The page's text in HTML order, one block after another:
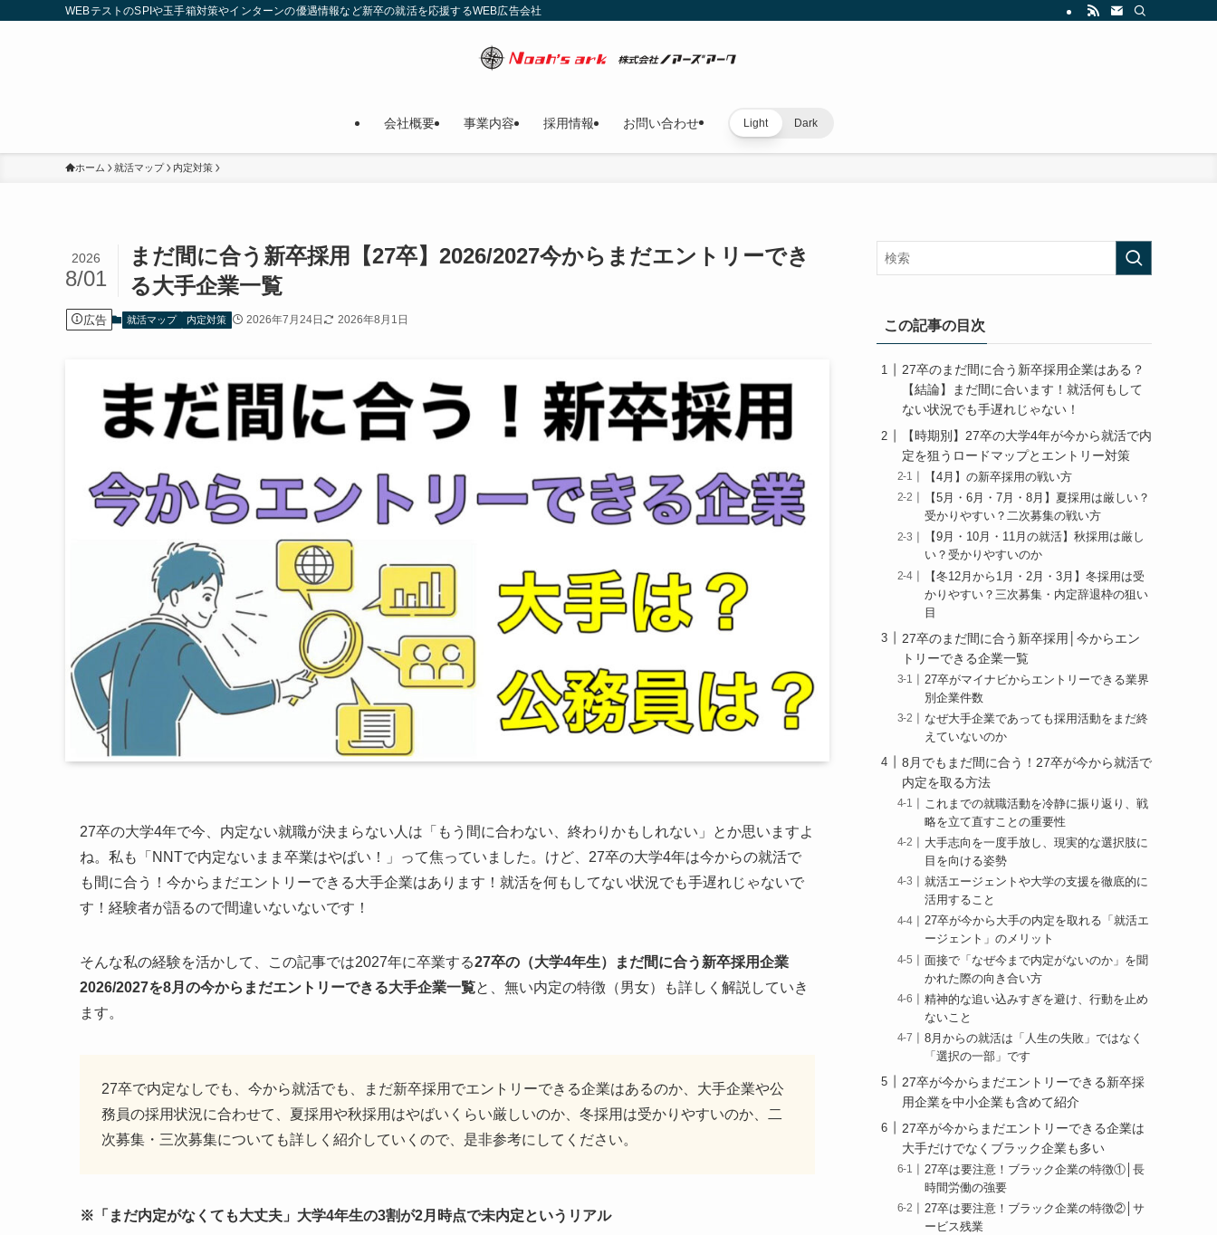
WEBテストのSPIや玉手箱対策やインターンの優遇情報など新卒の就活を応援するWEB広告会社
会社概要 事業内容 採用情報 お問い合わせ Light Dark
ホーム 就活マップ 内定対策
まだ間に合う新卒採用【27卒】2026/2027今からまだエントリーでき
る大手企業一覧
2026
8/01
広告 就活マップ 内定対策 2026年7月24日 2026年8月1日
27卒の大学4年で今、内定ない就職が決まらない人は「もう間に合わない、終わりかもしれない」とか思いますよ
ね。私も「NNTで内定ないまま卒業はやばい！」って焦っていました。けど、27卒の大学4年は今からの就活で
も間に合う！今からまだエントリーできる大手企業はあります！就活を何もしてない状況でも手遅れじゃないで
す！経験者が語るので間違いないないです！
そんな私の経験を活かして、この記事では2027年に卒業する27卒の（大学4年生）まだ間に合う新卒採用企業
2026/2027を8月の今からまだエントリーできる大手企業一覧と、無い内定の特徴（男女）も詳しく解説していき
ます。
27卒で内定なしでも、今から就活でも、まだ新卒採用でエントリーできる企業はあるのか、大手企業や公
務員の採用状況に合わせて、夏採用や秋採用はやばいくらい厳しいのか、冬採用は受かりやすいのか、二
次募集・三次募集についても詳しく紹介していくので、是非参考にしてください。
※「まだ内定がなくても大丈夫」大学4年生の3割が2月時点で未内定というリアル
この記事の目次
27卒のまだ間に合う新卒採用企業はある？
【結論】まだ間に合います！就活何もして
ない状況でも手遅れじゃない！
【時期別】27卒の大学4年が今から就活で内
定を狙うロードマップとエントリー対策
【4月】の新卒採用の戦い方
【5月・6月・7月・8月】夏採用は厳しい？
受かりやすい？二次募集の戦い方
【9月・10月・11月の就活】秋採用は厳し
い？受かりやすいのか
【冬12月から1月・2月・3月】冬採用は受
かりやすい？三次募集・内定辞退枠の狙い
目
27卒のまだ間に合う新卒採用│今からエン
トリーできる企業一覧
27卒がマイナビからエントリーできる業界
別企業件数
なぜ大手企業であっても採用活動をまだ終
えていないのか
8月でもまだ間に合う！27卒が今から就活で
内定を取る方法
これまでの就職活動を冷静に振り返り、戦
略を立て直すことの重要性
大手志向を一度手放し、現実的な選択肢に
目を向ける姿勢
就活エージェントや大学の支援を徹底的に
活用すること
27卒が今から大手の内定を取れる「就活エ
ージェント」のメリット
面接で「なぜ今まで内定がないのか」を聞
かれた際の向き合い方
精神的な追い込みすぎを避け、行動を止め
ないこと
8月からの就活は「人生の失敗」ではなく
「選択の一部」です
27卒が今からまだエントリーできる新卒採
用企業を中小企業も含めて紹介
27卒が今からまだエントリーできる企業は
大手だけでなくブラック企業も多い
27卒は要注意！ブラック企業の特徴①│長
時間労働の強要
27卒は要注意！ブラック企業の特徴②│サ
ービス残業